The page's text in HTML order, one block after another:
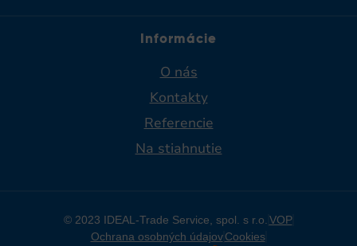
Informácie
O nás
Kontakty
Referencie
Na stiahnutie
© 2023 IDEAL-Trade Service, spol. s r.o. VOP
Ochrana osobných údajov Cookies